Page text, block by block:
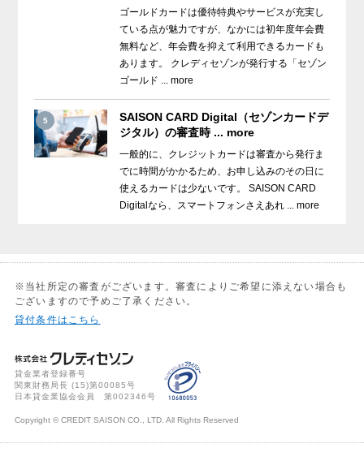
ゴールドカードは優待特典やサービスが充実し
ている点が魅力ですが、なかには初年度年会費
無料など、年会費を抑えて利用できるカードも
あります。 クレディセゾンが発行する「セゾン
ゴールド ... more
5
SAISON CARD Digital（セゾンカードデ
ジタル）の審査時 ... more
一般的に、クレジットカードは審査から発行ま
でに時間がかかるため、お申し込みのその日に
使えるカードは少ないです。 SAISON CARD
Digitalなら、スマートフォンさえあれ ... more
※当社所定の審査がございます。審査によりご希望に添えない場合も
ございますので予めご了承ください。
貸付条件はこちら
貸金業者登録番号
関東財務局長 (15)第00085号
日本貸金業協会会員 第002346号
Copyright © CREDIT SAISON CO., LTD. All Rights Reserved